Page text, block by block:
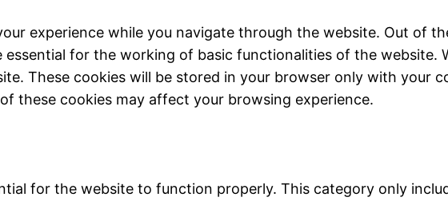
experience while you navigate through the website. Out of
for the working of basic functionalities of the website.
These cookies will be stored in your browser only with your
these cookies may affect your browsing experience.
for the website to function properly. This category only